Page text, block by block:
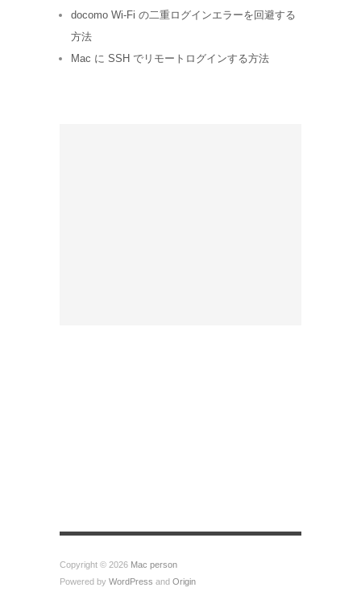
docomo Wi-Fi の二重ログインエラーを回避する
方法
Mac に SSH でリモートログインする方法
Copyright © 2026 Mac person
Powered by WordPress and Origin